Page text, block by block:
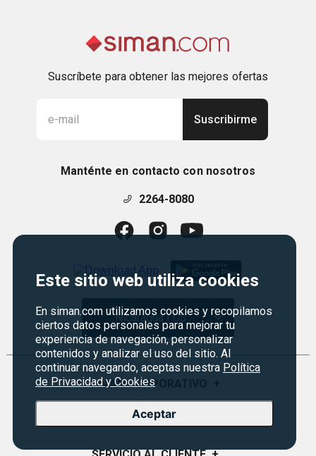
Este sitio web utiliza cookies
En siman.com utilizamos cookies y recopilamos
ciertos datos personales para mejorar tu
experiencia de navegación, personalizar
contenidos y analizar el uso del sitio. Al
continuar navegando, aceptas nuestra Política
de Privacidad y Cookies
Aceptar
Suscríbete para obtener las mejores ofertas
Suscribirme
Manténte en contacto con nosotros
2264-8080
Nicaragua | C$
SIMAN CORPORATIVO
Quiénes Somos
PROGRAMAS